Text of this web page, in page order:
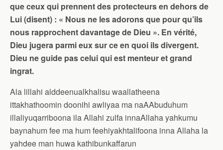
que ceux qui prennent des protecteurs en dehors de
Lui (disent) : « Nous ne les adorons que pour qu’ils
nous rapprochent davantage de Dieu ». En vérité,
Dieu jugera parmi eux sur ce en quoi ils divergent.
Dieu ne guide pas celui qui est menteur et grand
ingrat.
Ala lillahi alddeenualkhalisu waallatheena
ittakhathoomin doonihi awliyaa ma naAAbuduhum
illaliyuqarriboona ila Allahi zulfa innaAllaha yahkumu
baynahum fee ma hum feehiyakhtalifoona inna Allaha la
yahdee man huwa kathibunkaffarun